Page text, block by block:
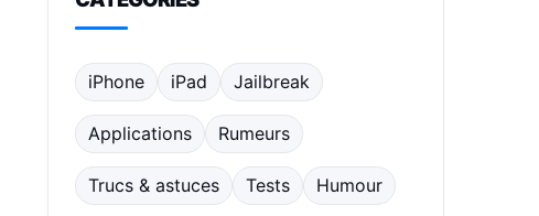
iPhone iPad Jailbreak
Applications Rumeurs
Trucs & astuces Tests Humour